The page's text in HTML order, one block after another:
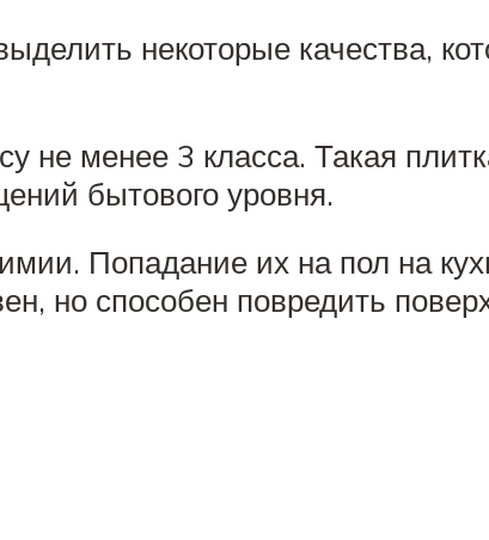
некоторые качества,
не менее 3 класса. Такая
бытового уровня.
Попадание их на пол на
но способен повредить